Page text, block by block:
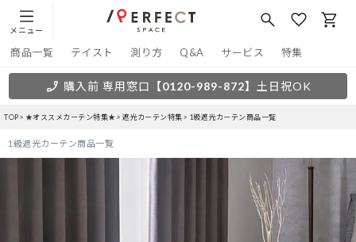
メニュー
商品一覧 テイスト 測り方 Q&A サービス 特集
購入前 専用窓口 【0120-989-872】 土日祝OK
TOP ★オススメカーテン特集★ 遮光カーテン特集 1級遮光カーテン商品一覧
1級遮光カーテン商品一覧